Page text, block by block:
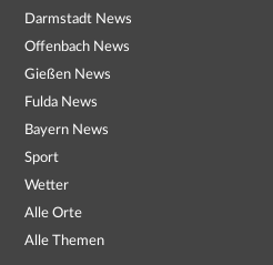
Darmstadt News
Offenbach News
Gießen News
Fulda News
Bayern News
Sport
Wetter
Alle Orte
Alle Themen